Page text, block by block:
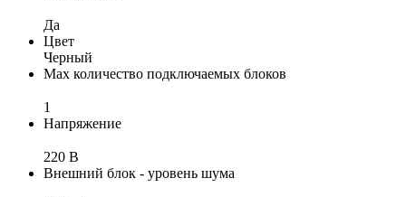
Да
Цвет
Черный
Max количество подключаемых блоков
1
Напряжение
220 В
Внешний блок - уровень шума